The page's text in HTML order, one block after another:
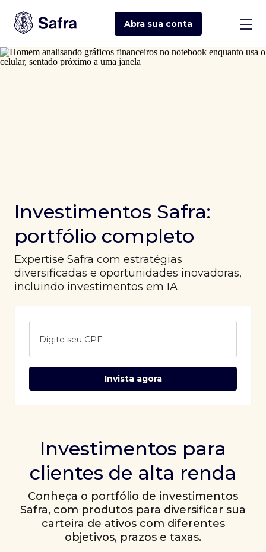
Abra sua conta
Investimentos Safra:
portfólio completo
Expertise Safra com estratégias
diversificadas e oportunidades inovadoras,
incluindo investimentos em IA.
Digite seu CPF
Invista agora
Investimentos para
clientes de alta renda
Conheça o portfólio de investimentos
Safra, com produtos para diversificar sua
carteira de ativos com diferentes
objetivos, prazos e taxas.